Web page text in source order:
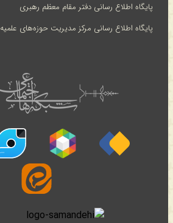
پایگاه اطلاع رسانی دفتر مقام معظم رهبری
پایگاه اطلاع رسانی مرکز مدیریت حوزه‌های علمیه